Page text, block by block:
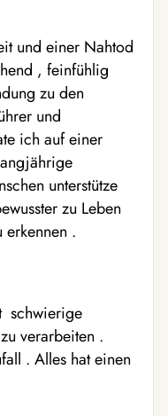
und einer Nahtod
, feinfühlig
zu den
und
ich auf einer
unterstütze
zu Leben
.
schwierige
verarbeiten .
. Alles hat einen
.